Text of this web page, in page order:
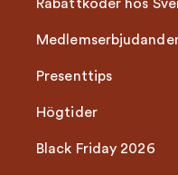
Rabattkoder hos
Presenttips
Högtider
Black Friday 2026